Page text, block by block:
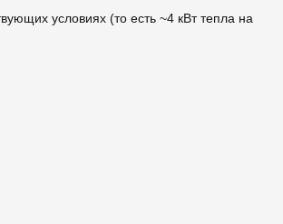
условиях (то есть ~4 кВт тепла на